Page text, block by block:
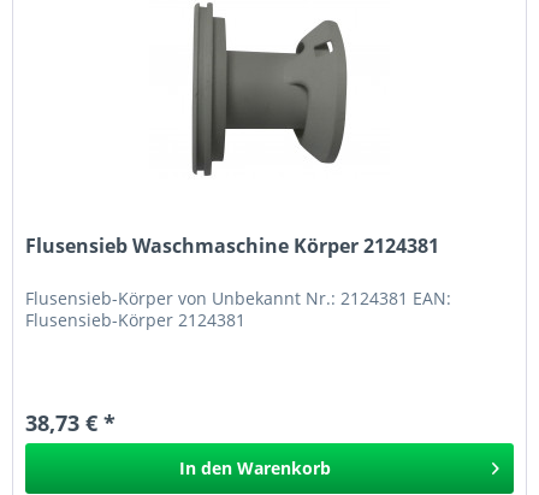
Flusensieb Waschmaschine Körper 2124381
Flusensieb-Körper von Unbekannt Nr.: 2124381 EAN:
Flusensieb-Körper 2124381
38,73 € *
In den Warenkorb